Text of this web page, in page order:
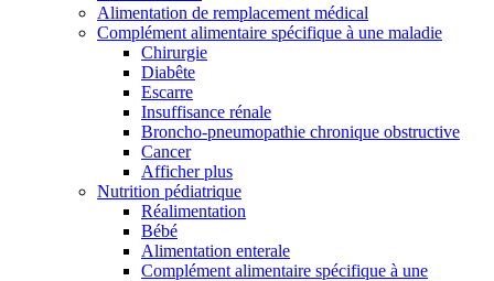
Alimentation de remplacement médical
Complément alimentaire spécifique à une maladie
Chirurgie
Diabête
Escarre
Insuffisance rénale
Broncho-pneumopathie chronique obstructive
Cancer
Afficher plus
Nutrition pédiatrique
Réalimentation
Bébé
Alimentation enterale
Complément alimentaire spécifique à une